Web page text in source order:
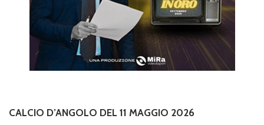
CALCIO D’ANGOLO DEL 11 MAGGIO 2026